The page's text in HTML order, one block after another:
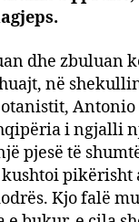
dhe zbuluan
në
Antonio
i ngjalli
pjesë të
pikërisht
Kjo falë